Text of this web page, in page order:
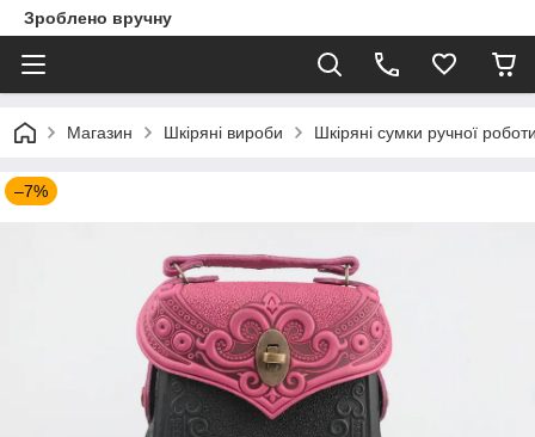
Зроблено вручну
Магазин Шкіряні вироби Шкіряні сумки ручної
–7%